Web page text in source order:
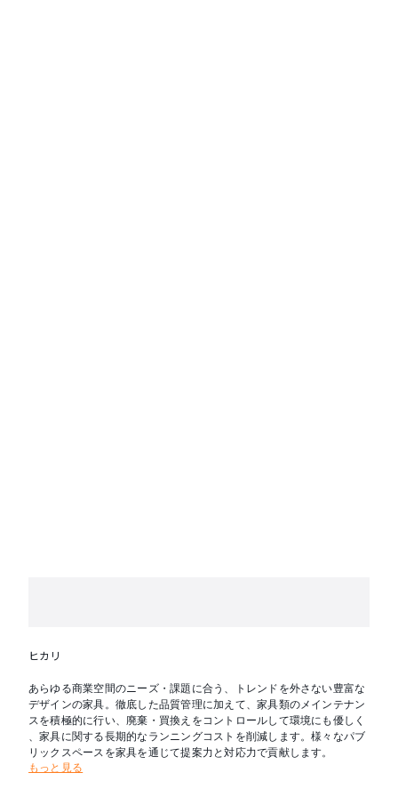
ヒカリ
あらゆる商業空間のニーズ・課題に合う、トレンドを外さない豊富な
デザインの家具。徹底した品質管理に加えて、家具類のメインテナン
スを積極的に行い、廃棄・買換えをコントロールして環境にも優しく
、家具に関する長期的なランニングコストを削減します。様々なパブ
リックスペースを家具を通じて提案力と対応力で貢献します。
もっと見る